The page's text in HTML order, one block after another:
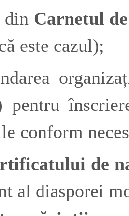
din Carnetul
este cazul);
pentru
conform
de
al diasporei